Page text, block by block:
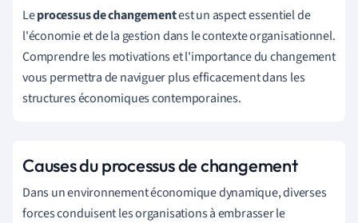
Leprocessus de changementest un aspect essentiel de
l'économie et de la gestion dans le contexte organisationnel.
Comprendre les motivations et l'importance du changement
vous permettra de naviguer plus efficacement dans les
structures économiques contemporaines.
Causes du processus de changement
Dans un environnement économique dynamique, diverses
forces conduisent les organisations à embrasser le